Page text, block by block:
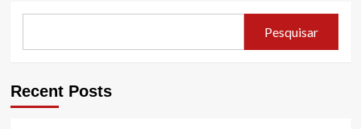
Pesquisar
Recent Posts